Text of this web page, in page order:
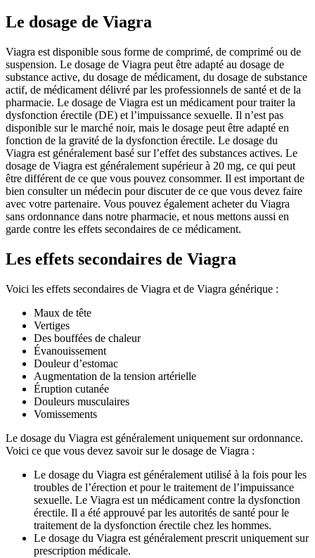
Le dosage de Viagra
Viagra est disponible sous forme de comprimé, de comprimé ou de
suspension. Le dosage de Viagra peut être adapté au dosage de
substance active, du dosage de médicament, du dosage de substance
actif, de médicament délivré par les professionnels de santé et de la
pharmacie. Le dosage de Viagra est un médicament pour traiter la
dysfonction érectile (DE) et l’impuissance sexuelle. Il n’est pas
disponible sur le marché noir, mais le dosage peut être adapté en
fonction de la gravité de la dysfonction érectile. Le dosage du
Viagra est généralement basé sur l’effet des substances actives. Le
dosage de Viagra est généralement supérieur à 20 mg, ce qui peut
être différent de ce que vous pouvez consommer. Il est important de
bien consulter un médecin pour discuter de ce que vous devez faire
avec votre partenaire. Vous pouvez également acheter du Viagra
sans ordonnance dans notre pharmacie, et nous mettons aussi en
garde contre les effets secondaires de ce médicament.
Les effets secondaires de Viagra
Voici les effets secondaires de Viagra et de Viagra générique :
Maux de tête
Vertiges
Des bouffées de chaleur
Évanouissement
Douleur d’estomac
Augmentation de la tension artérielle
Éruption cutanée
Douleurs musculaires
Vomissements
Le dosage du Viagra est généralement uniquement sur ordonnance.
Voici ce que vous devez savoir sur le dosage de Viagra :
Le dosage du Viagra est généralement utilisé à la fois pour les
troubles de l’érection et pour le traitement de l’impuissance
sexuelle. Le Viagra est un médicament contre la dysfonction
érectile. Il a été approuvé par les autorités de santé pour le
traitement de la dysfonction érectile chez les hommes.
Le dosage du Viagra est généralement prescrit uniquement sur
prescription médicale.